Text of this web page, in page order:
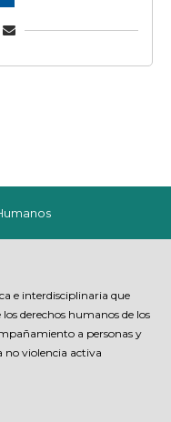
e interdisciplinaria que
derechos humanos de los
a personas y
no violencia activa